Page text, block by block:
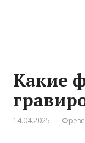
Какие
14.04.2025